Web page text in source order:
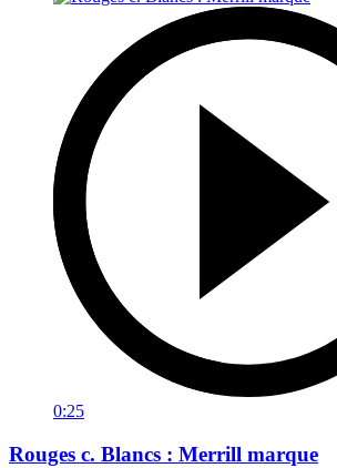
0:25
Rouges c. Blancs : Merrill marque